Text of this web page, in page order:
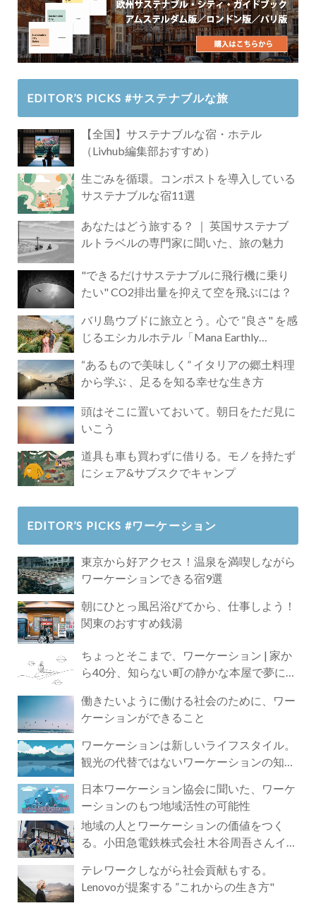
EDITOR’S PICKS #サステナブルな旅
【全国】サステナブルな宿・ホテル
（Livhub編集部おすすめ）
生ごみを循環。コンポストを導入している
サステナブルな宿11選
あなたはどう旅する？ ｜ 英国サステナブ
ルトラベルの専門家に聞いた、旅の魅力
"できるだけサステナブルに飛行機に乗り
たい" CO2排出量を抑えて空を飛ぶには？
バリ島ウブドに旅立とう。心で ”良さ" を感
じるエシカルホテル「Mana Earthly
“あるもので美味しく” イタリアの郷土料理
から学ぶ 、足るを知る幸せな生き方
頭はそこに置いておいて。朝日をただ見に
いこう
道具も車も買わずに借りる。モノを持たず
にシェア&サブスクでキャンプ
EDITOR’S PICKS #ワーケーション
東京から好アクセス！温泉を満喫しながら
ワーケーションできる宿9選
朝にひとっ風呂浴びてから、仕事しよう！
関東のおすすめ銭湯
ちょっとそこまで、ワーケーション | 家か
ら40分、知らない町の静かな本屋で夢に近
働きたいように働ける社会のために、ワー
ケーションができること
ワーケーションは新しいライフスタイル。
観光の代替ではないワーケーションの知ら
日本ワーケーション協会に聞いた、ワーケ
ーションのもつ地域活性の可能性
地域の人とワーケーションの価値をつく
る。小田急電鉄株式会社 木谷周吾さんイン
テレワークしながら社会貢献もする。
Lenovoが提案する ”これからの生き方"